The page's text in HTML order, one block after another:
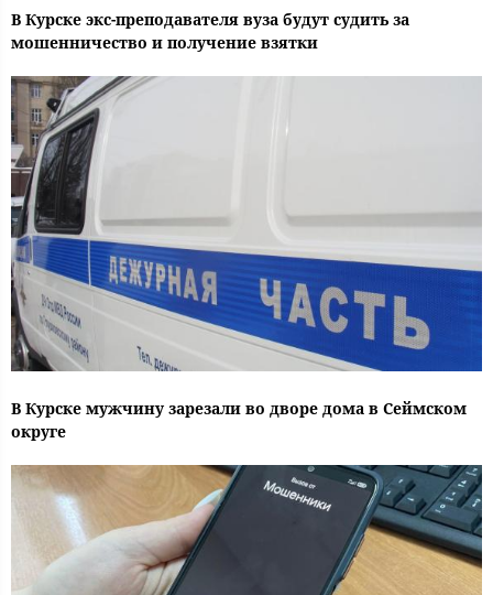
В Курске экс-преподавателя вуза будут судить за
мошенничество и получение взятки
В Курске мужчину зарезали во дворе дома в Сеймском
округе